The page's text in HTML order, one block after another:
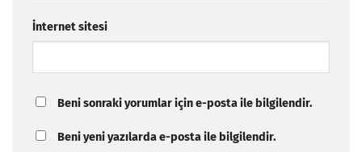
İnternet sitesi
Beni sonraki yorumlar için e-posta ile bilgilendir.
Beni yeni yazılarda e-posta ile bilgilendir.